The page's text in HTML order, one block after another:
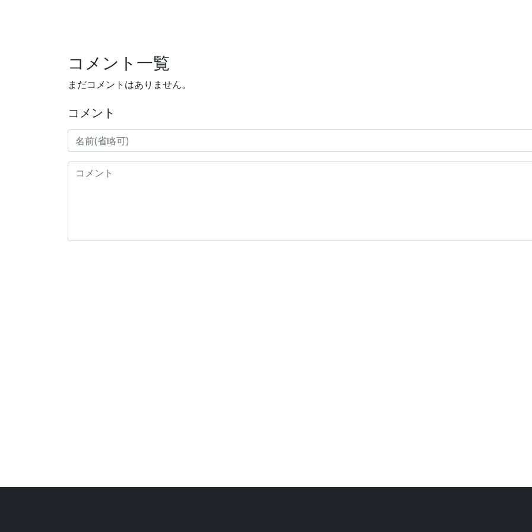
コメント一覧
まだコメントはありません。
コメント